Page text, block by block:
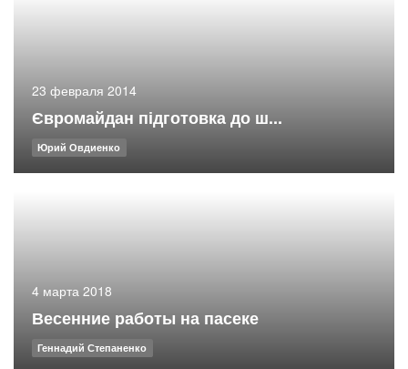
23 февраля 2014
Євромайдан підготовка до ш...
Юрий Овдиенко
4 марта 2018
Весенние работы на пасеке
Геннадий Степаненко